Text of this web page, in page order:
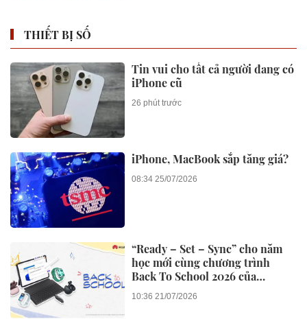
THIẾT BỊ SỐ
Tin vui cho tất cả người đang có
iPhone cũ
26 phút trước
iPhone, MacBook sắp tăng giá?
08:34 25/07/2026
“Ready – Set – Sync” cho năm
học mới cùng chương trình
Back To School 2026 của
Huawei
10:36 21/07/2026